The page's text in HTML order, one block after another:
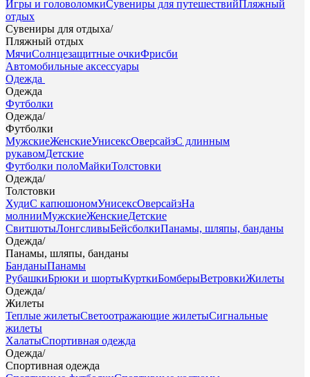
Игры и головоломкиСувениры для путешествийПляжный
отдых
Сувениры для отдыха/
Пляжный отдых
МячиСолнцезащитные очкиФрисби
Автомобильные аксессуары
Одежда
Одежда
Футболки
Одежда/
Футболки
МужскиеЖенскиеУнисексОверсайзС длинным
рукавомДетские
Футболки полоМайкиТолстовки
Одежда/
Толстовки
ХудиС капюшономУнисексОверсайзНа
молнииМужскиеЖенскиеДетские
СвитшотыЛонгсливыБейсболкиПанамы, шляпы, банданы
Одежда/
Панамы, шляпы, банданы
БанданыПанамы
РубашкиБрюки и шортыКурткиБомберыВетровкиЖилеты
Одежда/
Жилеты
Теплые жилетыСветоотражающие жилетыСигнальные
жилеты
ХалатыСпортивная одежда
Одежда/
Спортивная одежда